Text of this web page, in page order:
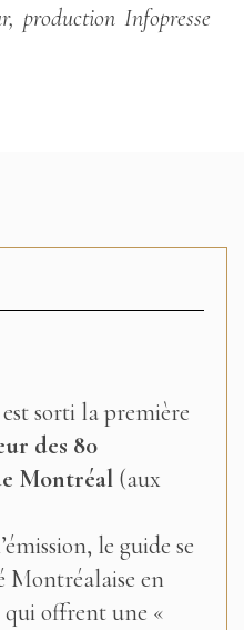
production Infopresse
sorti la première
des 80
Montréal (aux
le guide se
Montréalaise en
offrent une «